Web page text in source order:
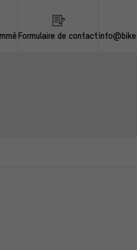
Formulaire de contact